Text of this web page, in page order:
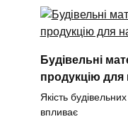
Будівельні
продукцію для
Якість
впливає